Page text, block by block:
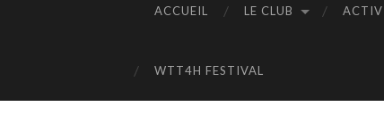
ACCUEIL LE CLUB
WTT4H FESTIVAL